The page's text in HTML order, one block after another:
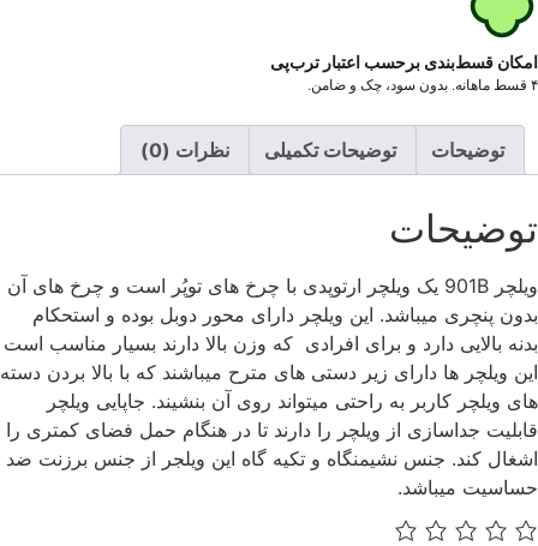
امکان قسط‌بندی برحسب اعتبار ترب‌پی
۴ قسط ماهانه. بدون سود، چک و ضامن.
توضیحات توضیحات تکمیلی نظرات (0)
توضیحات
ویلچر 901B یک ویلچر ارتوپدی با چرخ های توپُر است و چرخ های آن
بدون پنچری میباشد. این ویلچر دارای محور دوبل بوده و استحکام
بدنه بالایی دارد و برای افرادی که وزن بالا دارند بسیار مناسب است
این ویلچر ها دارای زیر دستی های مترح میباشند که با بالا بردن دسته
های ویلچر کاربر به راحتی میتواند روی آن بنشیند. جاپایی ویلچر
قابلیت جداسازی از ویلچر را دارند تا در هنگام حمل فضای کمتری را
اشغال کند. جنس نشیمنگاه و تکیه گاه این ویلجر از جنس برزنت ضد
حساسیت میباشد.